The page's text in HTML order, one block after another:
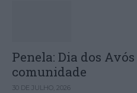
Penela: Dia dos
comunidade
30 DE JULHO, 2026